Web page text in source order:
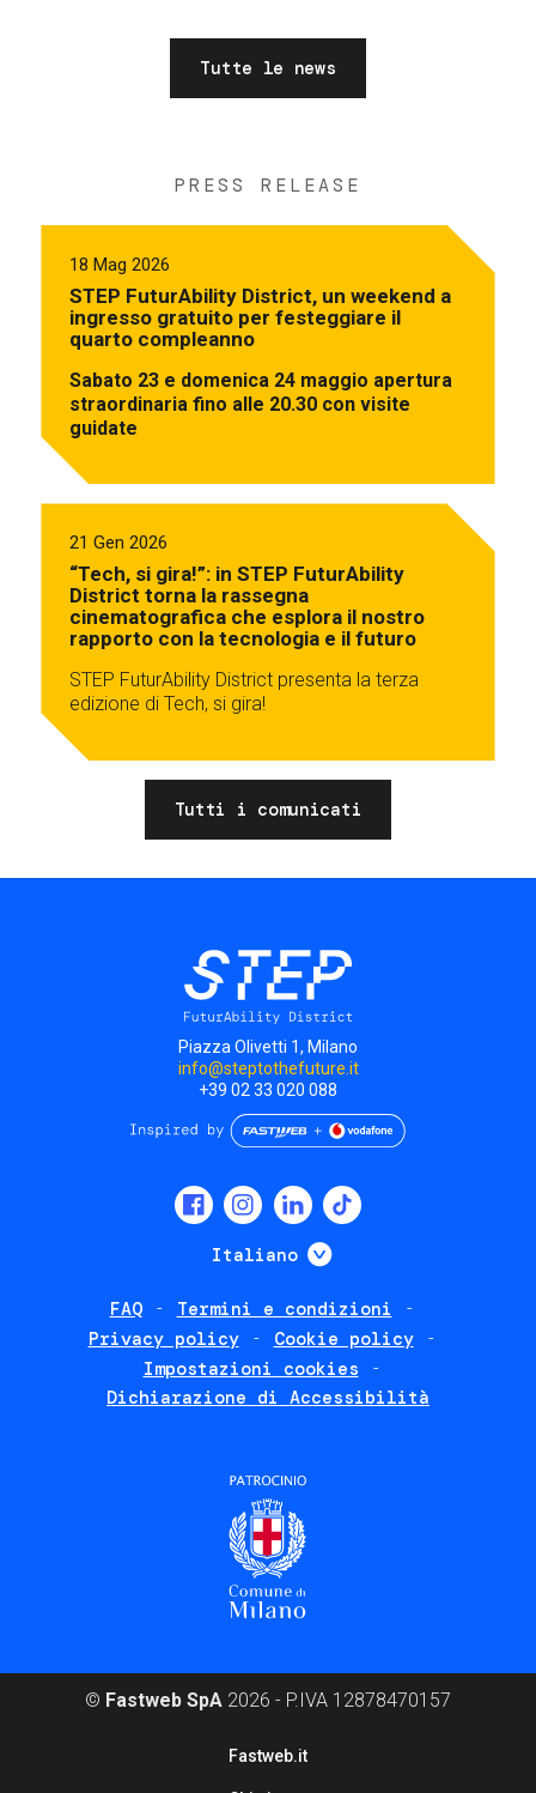
Tutte le news
PRESS RELEASE
18 Mag 2026
STEP FuturAbility District, un weekend a
ingresso gratuito per festeggiare il
quarto compleanno
Sabato 23 e domenica 24 maggio apertura
straordinaria fino alle 20.30 con visite
guidate
21 Gen 2026
“Tech, si gira!”: in STEP FuturAbility
District torna la rassegna
cinematografica che esplora il nostro
rapporto con la tecnologia e il futuro
STEP FuturAbility District presenta la terza
edizione di Tech, si gira!
Tutti i comunicati
Piazza Olivetti 1, Milano
info@steptothefuture.it
+39 02 33 020 088
Italiano Mostra ulteriori
FAQ
Termini e condizioni
Privacy policy
Cookie policy
Impostazioni cookies
Dichiarazione di Accessibilità
© Fastweb SpA 2026 - P.IVA 12878470157
Fastweb.it